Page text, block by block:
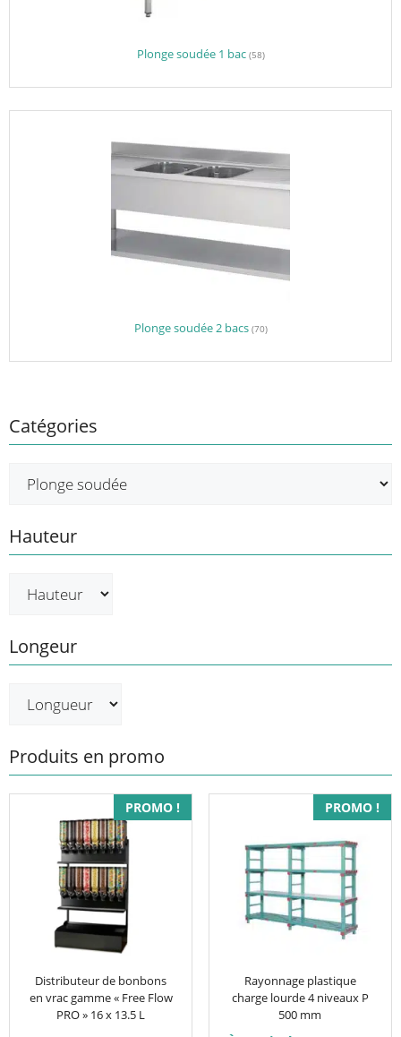
Plonge soudée 1 bac (58)
Plonge soudée 2 bacs (70)
Catégories
Hauteur
Longeur
Produits en promo
PROMO !
Distributeur de bonbons
en vrac gamme « Free Flow
PRO » 16 x 13.5 L
PROMO !
Rayonnage plastique
charge lourde 4 niveaux P
500 mm
plusieurs
variations.
choisies